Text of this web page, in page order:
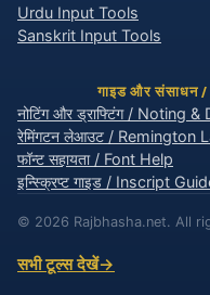
Urdu Input Tools
Sanskrit Input Tools
गाइड और संसाधन
नोटिंग और ड्राफ्टिंग / Noting
रेमिंगटन लेआउट / Remington
फॉन्ट सहायता / Font Help
इन्स्क्रिप्ट गाइड / Inscript
© 2026 Rajbhasha.net. All
सभी टूल्स देखें